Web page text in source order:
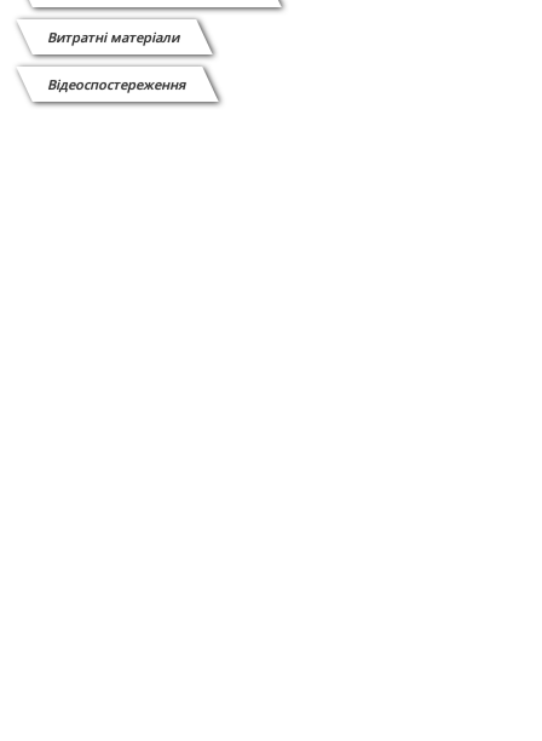
Витратні матеріали
Відеоспостереження